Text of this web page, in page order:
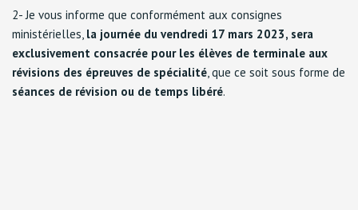
2- Je vous informe que conformément aux consignes
ministérielles, la journée du vendredi 17 mars 2023, sera
exclusivement consacrée pour les élèves de terminale aux
révisions des épreuves de spécialité, que ce soit sous forme de
séances de révision ou de temps libéré.